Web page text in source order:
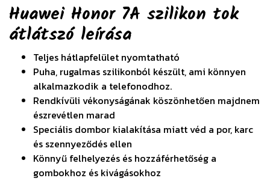
Huawei Honor 7A szilikon tok
átlátszó leírása
Teljes hátlapfelület nyomtatható
Puha, rugalmas szilikonból készült, ami könnyen
alkalmazkodik a telefonodhoz.
Rendkívüli vékonyságának köszönhetően majdnem
észrevétlen marad
Speciális dombor kialakítása miatt véd a por, karc
és szennyeződés ellen
Könnyű felhelyezés és hozzáférhetőség a
gombokhoz és kivágásokhoz